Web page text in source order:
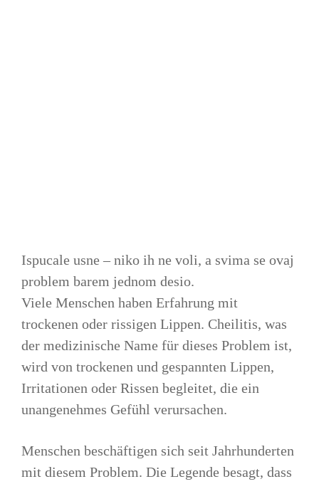
Ispucale usne – niko ih ne voli, a svima se ovaj
problem barem jednom desio.
Viele Menschen haben Erfahrung mit
trockenen oder rissigen Lippen. Cheilitis, was
der medizinische Name für dieses Problem ist,
wird von trockenen und gespannten Lippen,
Irritationen oder Rissen begleitet, die ein
unangenehmes Gefühl verursachen.
Menschen beschäftigen sich seit Jahrhunderten
mit diesem Problem. Die Legende besagt, dass